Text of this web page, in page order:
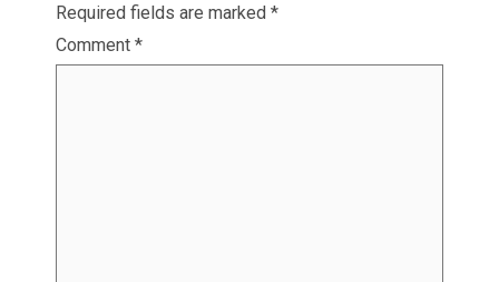
Required fields are marked *
Comment *